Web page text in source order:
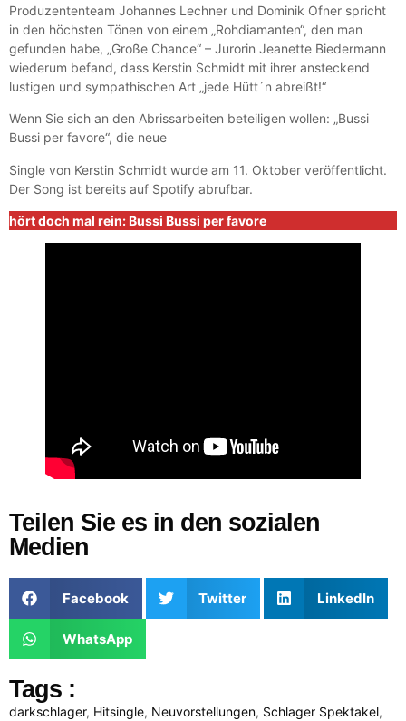
Produzententeam Johannes Lechner und Dominik Ofner spricht
in den höchsten Tönen von einem „Rohdiamanten“, den man
gefunden habe, „Große Chance“ – Jurorin Jeanette Biedermann
wiederum befand, dass Kerstin Schmidt mit ihrer ansteckend
lustigen und sympathischen Art „jede Hütt´n abreißt!“
Wenn Sie sich an den Abrissarbeiten beteiligen wollen: „Bussi
Bussi per favore“, die neue
Single von Kerstin Schmidt wurde am 11. Oktober veröffentlicht.
Der Song ist bereits auf Spotify abrufbar.
hört doch mal rein: Bussi Bussi per favore
Teilen Sie es in den sozialen
Medien
Facebook Twitter LinkedIn
WhatsApp
Tags :
darkschlager, Hitsingle, Neuvorstellungen, Schlager Spektakel,